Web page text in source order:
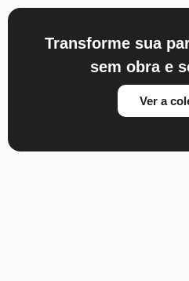
Transforme sua
sem obra e
Ver a